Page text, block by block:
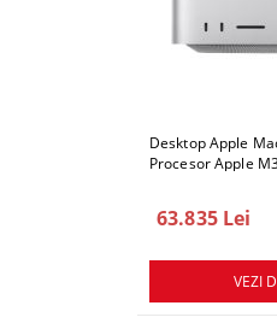
Desktop Apple
Procesor Apple
63.835 Lei
VEZI